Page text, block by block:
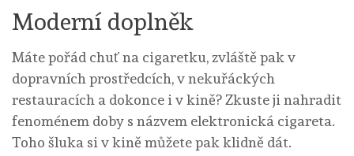
Moderní doplněk
Máte pořád chuť na cigaretku, zvláště pak v
dopravních prostředcích, v nekuřáckých
restauracích a dokonce i v kině? Zkuste ji nahradit
fenoménem doby s názvem elektronická cigareta.
Toho šluka si v kině můžete pak klidně dát.